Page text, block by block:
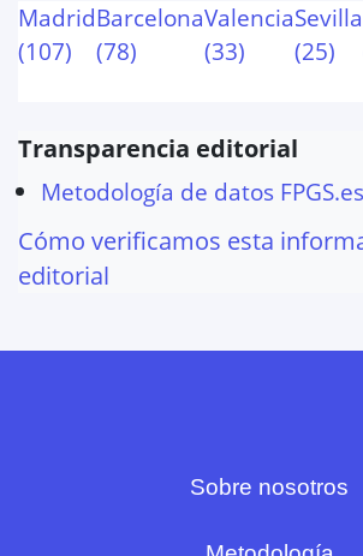
Madrid
(107)
Barcelona
(78)
Valencia
(33)
Sevilla
(25)
Transparencia editorial
Metodología de datos FPGS.es
Cómo verificamos esta
editorial
Sobre nosotros